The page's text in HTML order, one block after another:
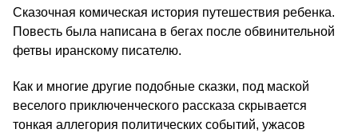
Сказочная комическая история путешествия ребенка.
Повесть была написана в бегах после обвинительной
фетвы иранскому писателю.
Как и многие другие подобные сказки, под маской
веселого приключенческого рассказа скрывается
тонкая аллегория политических событий, ужасов